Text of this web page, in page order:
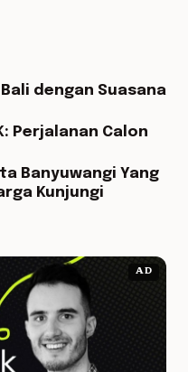
dengan Suasana
Perjalanan Calon
Banyuwangi Yang
Kunjungi
AD